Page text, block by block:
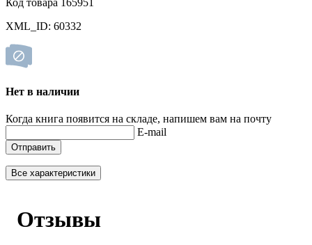
XML_ID: 60332
Нет в наличии
Когда книга появится на складе, напишем вам на почту
E-mail
Отправить
Все характеристики
Отзывы